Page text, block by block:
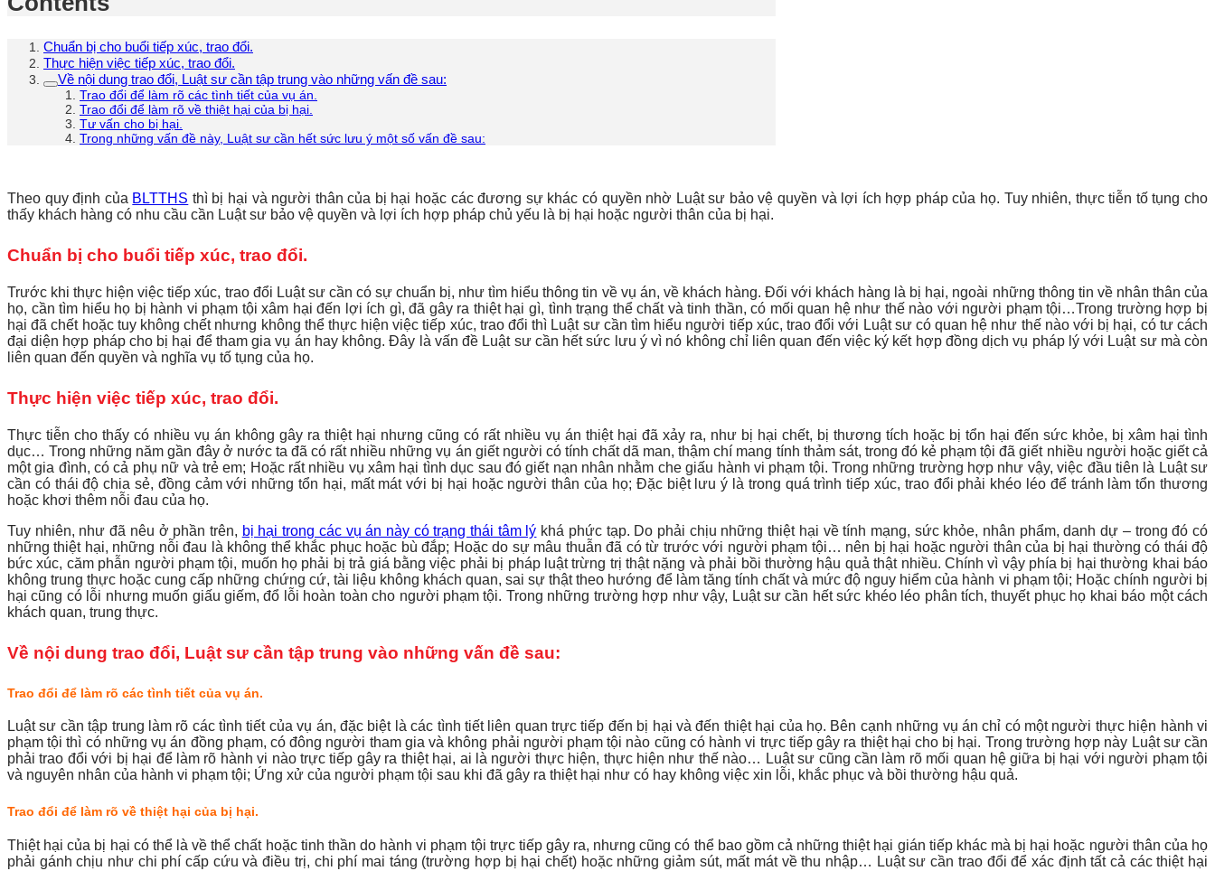
Chuẩn bị cho buổi tiếp xúc, trao đổi.
Thực hiện việc tiếp xúc, trao đổi.
Về nội dung trao đổi, Luật sư cần tập trung vào những vấn đề sau:
Trao đổi để làm rõ các tình tiết của vụ án.
Trao đổi để làm rõ về thiệt hại của bị hại.
Tư vấn cho bị hại.
Trong những vấn đề này, Luật sư cần hết sức lưu ý một số vấn đề sau:
Theo quy định của BLTTHS thì bị hại và người thân của bị hại hoặc các đương sự khác có quyền nhờ Luật sư bảo vệ quyền và lợi ích hợp pháp của họ. Tuy nhiên, thực tiễn tố tụng cho
thấy khách hàng có nhu cầu cần Luật sư bảo vệ quyền và lợi ích hợp pháp chủ yếu là bị hại hoặc người thân của bị hại.
Chuẩn bị cho buổi tiếp xúc, trao đổi.
Trước khi thực hiện việc tiếp xúc, trao đổi Luật sư cần có sự chuẩn bị, như tìm hiểu thông tin về vụ án, về khách hàng. Đối với khách hàng là bị hại, ngoài những thông tin về nhân thân của
họ, cần tìm hiểu họ bị hành vi phạm tội xâm hại đến lợi ích gì, đã gây ra thiệt hại gì, tình trạng thể chất và tinh thần, có mối quan hệ như thế nào với người phạm tội…Trong trường hợp bị
hại đã chết hoặc tuy không chết nhưng không thể thực hiện việc tiếp xúc, trao đổi thì Luật sư cần tìm hiểu người tiếp xúc, trao đổi với Luật sư có quan hệ như thế nào với bị hại, có tư cách
đại diện hợp pháp cho bị hại để tham gia vụ án hay không. Đây là vấn đề Luật sư cần hết sức lưu ý vì nó không chỉ liên quan đến việc ký kết hợp đồng dịch vụ pháp lý với Luật sư mà còn
liên quan đến quyền và nghĩa vụ tố tụng của họ.
Thực hiện việc tiếp xúc, trao đổi.
Thực tiễn cho thấy có nhiều vụ án không gây ra thiệt hại nhưng cũng có rất nhiều vụ án thiệt hại đã xảy ra, như bị hại chết, bị thương tích hoặc bị tổn hại đến sức khỏe, bị xâm hại tình
dục… Trong những năm gần đây ở nước ta đã có rất nhiều những vụ án giết người có tính chất dã man, thậm chí mang tính thảm sát, trong đó kẻ phạm tội đã giết nhiều người hoặc giết cả
một gia đình, có cả phụ nữ và trẻ em; Hoặc rất nhiều vụ xâm hại tình dục sau đó giết nạn nhân nhằm che giấu hành vi phạm tội. Trong những trường hợp như vậy, việc đầu tiên là Luật sư
cần có thái độ chia sẻ, đồng cảm với những tổn hại, mất mát với bị hại hoặc người thân của họ; Đặc biệt lưu ý là trong quá trình tiếp xúc, trao đổi phải khéo léo để tránh làm tổn thương
hoặc khơi thêm nỗi đau của họ.
Tuy nhiên, như đã nêu ở phần trên, bị hại trong các vụ án này có trạng thái tâm lý khá phức tạp. Do phải chịu những thiệt hại về tính mạng, sức khỏe, nhân phẩm, danh dự – trong đó có
những thiệt hại, những nỗi đau là không thể khắc phục hoặc bù đắp; Hoặc do sự mâu thuẫn đã có từ trước với người phạm tội… nên bị hại hoặc người thân của bị hại thường có thái độ
bức xúc, căm phẫn người phạm tội, muốn họ phải bị trả giá bằng việc phải bị pháp luật trừng trị thật nặng và phải bồi thường hậu quả thật nhiều. Chính vì vậy phía bị hại thường khai báo
không trung thực hoặc cung cấp những chứng cứ, tài liệu không khách quan, sai sự thật theo hướng để làm tăng tính chất và mức độ nguy hiểm của hành vi phạm tội; Hoặc chính người bị
hại cũng có lỗi nhưng muốn giấu giếm, đổ lỗi hoàn toàn cho người phạm tội. Trong những trường hợp như vậy, Luật sư cần hết sức khéo léo phân tích, thuyết phục họ khai báo một cách
khách quan, trung thực.
Về nội dung trao đổi, Luật sư cần tập trung vào những vấn đề sau:
Trao đổi để làm rõ các tình tiết của vụ án.
Luật sư cần tập trung làm rõ các tình tiết của vụ án, đặc biệt là các tình tiết liên quan trực tiếp đến bị hại và đến thiệt hại của họ. Bên cạnh những vụ án chỉ có một người thực hiện hành vi
phạm tội thì có những vụ án đồng phạm, có đông người tham gia và không phải người phạm tội nào cũng có hành vi trực tiếp gây ra thiệt hại cho bị hại. Trong trường hợp này Luật sư cần
phải trao đổi với bị hại để làm rõ hành vi nào trực tiếp gây ra thiệt hại, ai là người thực hiện, thực hiện như thế nào… Luật sư cũng cần làm rõ mối quan hệ giữa bị hại với người phạm tội
và nguyên nhân của hành vi phạm tội; Ứng xử của người phạm tội sau khi đã gây ra thiệt hại như có hay không việc xin lỗi, khắc phục và bồi thường hậu quả.
Trao đổi để làm rõ về thiệt hại của bị hại.
Thiệt hại của bị hại có thể là về thể chất hoặc tinh thần do hành vi phạm tội trực tiếp gây ra, nhưng cũng có thể bao gồm cả những thiệt hại gián tiếp khác mà bị hại hoặc người thân của họ
phải gánh chịu như chi phí cấp cứu và điều trị, chi phí mai táng (trường hợp bị hại chết) hoặc những giảm sút, mất mát về thu nhập… Luật sư cần trao đổi để xác định tất cả các thiệt hại